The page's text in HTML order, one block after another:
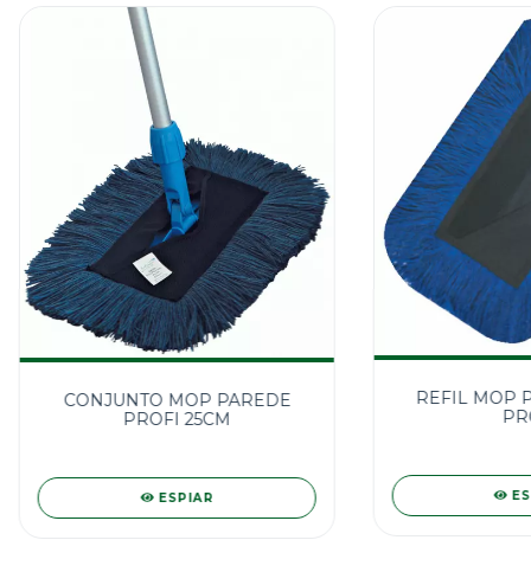
CONJUNTO MOP PAREDE
PROFI 25CM
ESPIAR
REFIL MOP